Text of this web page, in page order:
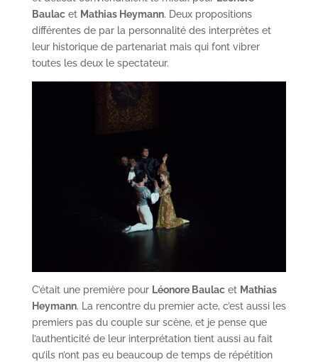
Baulacet Mathias Heymann. Deux propositions
différentes de par la personnalité des interprètes et
leur historique de partenariat mais qui font vibrer
toutes les deux le spectateur.
C’était une première pour Léonore Baulacet Mathias
Heymann. La rencontre du premier acte, c’est aussi les
premiers pas du couple sur scène, et je pense que
l’authenticité de leur interprétation tient aussi au fait
qu’ils n’ont pas eu beaucoup de temps de répétition